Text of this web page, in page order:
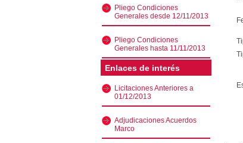
Pliego Condiciones
Generales desde 12/11/2013
Pliego Condiciones
Generales hasta 11/11/2013
Enlaces de interés
Licitaciones Anteriores a
01/12/2013
Adjudicaciones Acuerdos
Marco